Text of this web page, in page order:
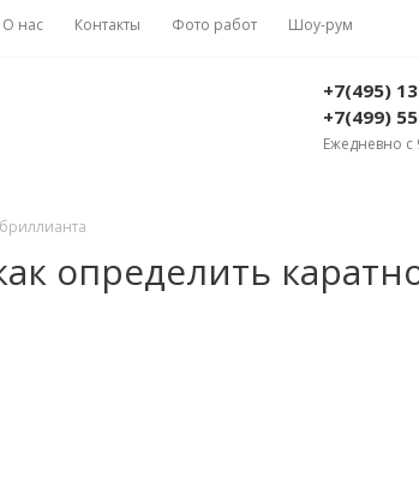
О нас Контакты Фото работ Шоу-рум
+7(495)
+7(499)
Ежедневно с
определить